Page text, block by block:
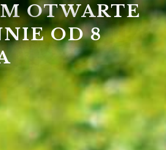
OTWARTE
OD 8